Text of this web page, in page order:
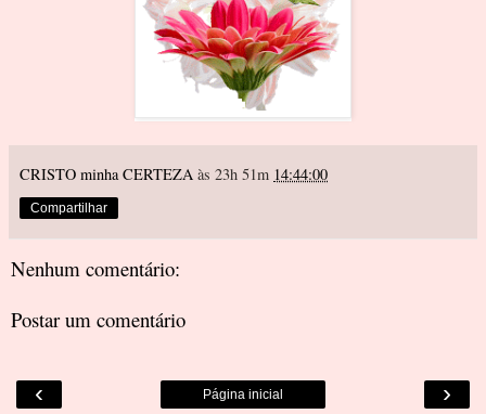
CRISTO minha CERTEZA às 23h 51m 14:44:00
Compartilhar
Nenhum comentário:
Postar um comentário
‹ ›
Página inicial